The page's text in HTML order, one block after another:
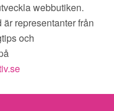
webbutiken.
representanter från
och